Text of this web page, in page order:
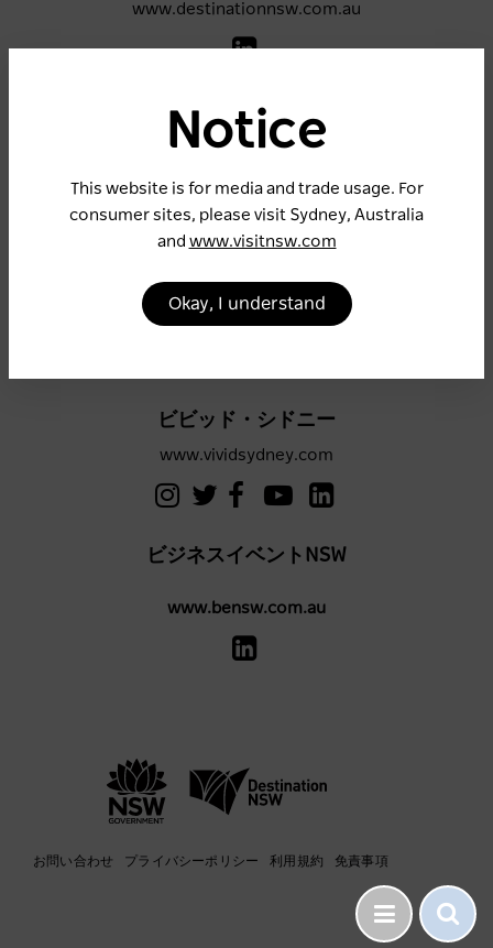
Notice
This website is for media and trade usage. For
consumer sites, please visit Sydney, Australia
and www.visitnsw.com
Okay, I understand
www.destinationnsw.com.au
ニューサウスウェールズ州
www.visitnsw.com
シドニー
ビビッド・シドニー
www.vividsydney.com
ビジネスイベントNSW
www.bensw.com.au
お問い合わせ プライバシーポリシー 利用規約 免責事項